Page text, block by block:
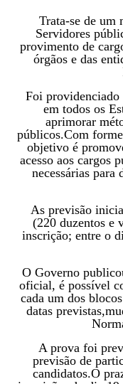
Trata-se de um
Servidores
provimento de
órgãos e das
Foi providenciado
em todos os
aprimorar
públicos.Com
objetivo é
acesso aos cargos
necessárias para
As previsão
(220 duzentos e
inscrição; entre o
O Governo
oficial, é possível
cada um dos
datas
A prova foi
previsão de
candidatos.O